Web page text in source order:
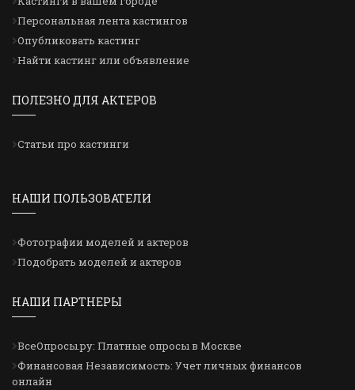
Персональная лента кастингов
Опубликовать кастинг
Найти кастинг или объявление
ПОЛЕЗНО ДЛЯ АКТЕРОВ
Статьи про кастинги
НАШИ ПОЛЬЗОВАТЕЛИ
Фотографии моделей и актеров
Подобрать моделей и актеров
НАШИ ПАРТНЕРЫ
ВсеОпросы.ру: Платные опросы в Москве
Финансовая Независимость: Учет личных финансов
онлайн